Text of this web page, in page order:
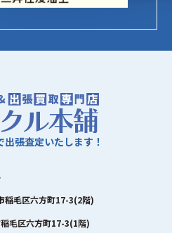
張査定いたします！
稲毛区六方町17-3(2階)
稲毛区六方町17-3(1階)